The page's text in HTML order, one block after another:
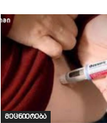
მეცნიერება